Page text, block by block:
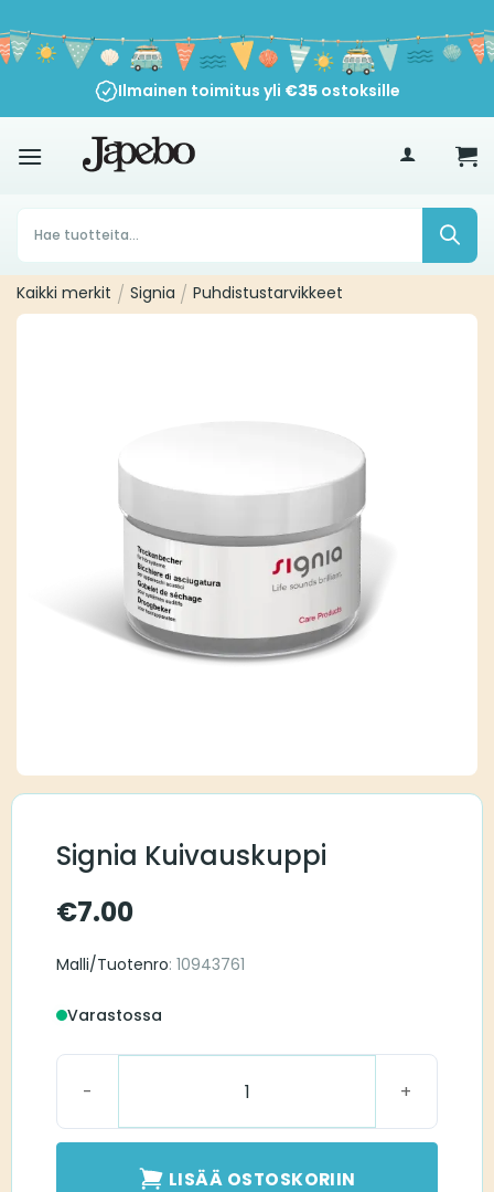
sisältöön
Ilmainen toimitus yli €35ostoksille
30 päivän peruutusoikeus
Products
search
Kaikki merkit / Signia / Puhdistustarvikkeet
Signia Kuivauskuppi
€7.00
Malli/Tuotenro: 10943761
Varastossa
LISÄÄ OSTOSKORIIN